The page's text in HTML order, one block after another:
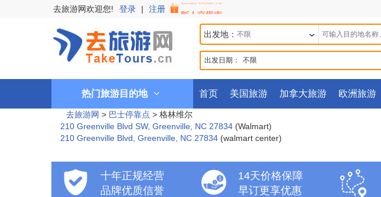
去旅游网欢迎您! 登录 | 注册
出发地：
出发日期： 不限
热门旅游目的地 首页 美国旅游 加拿大旅游 欧洲旅游
去旅游网 > 巴士停靠点 > 格林维尔
210 Greenville Blvd SW, Greenville, NC 27834 (Walmart)
210 Greenville Blvd, Greenville, NC 27834 (walmart center)
十年正规经营
品牌优质信誉
14天价格保障
早订更享优惠